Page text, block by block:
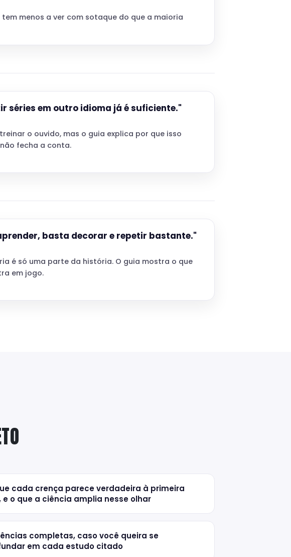
tem menos a ver com sotaque do que a maioria
séries em outro idioma já é suficiente."
o ouvido, mas o guia explica por que isso
fecha a conta.
basta decorar e repetir bastante."
é só uma parte da história. O guia mostra o que
em jogo.
cada crença parece verdadeira à primeira
e o que a ciência amplia nesse olhar
completas, caso você queira se
em cada estudo citado